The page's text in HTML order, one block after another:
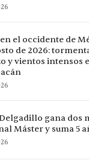
el occidente de
de 2026:
y vientos intensos
gana dos
Máster y suma 5